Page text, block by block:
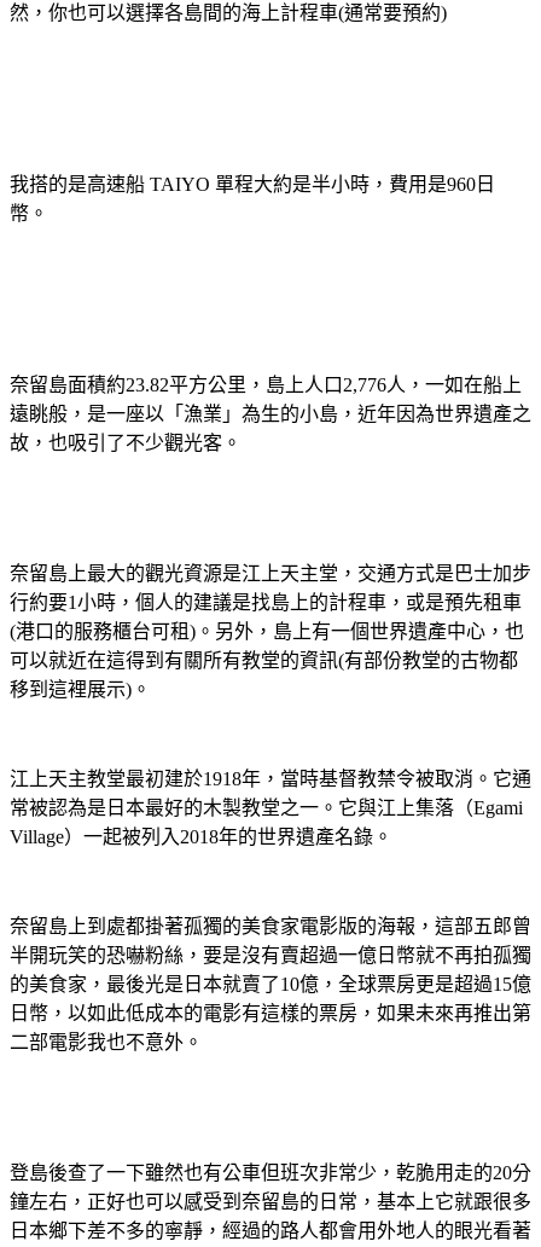
然，你也可以選擇各島間的海上計程車(通常要預約)
我搭的是高速船 TAIYO 單程大約是半小時，費用是960日
幣。
奈留島面積約23.82平方公里，島上人口2,776人，一如在船上
遠眺般，是一座以「漁業」為生的小島，近年因為世界遺產之
故，也吸引了不少觀光客。
奈留島上最大的觀光資源是江上天主堂，交通方式是巴士加步
行約要1小時，個人的建議是找島上的計程車，或是預先租車
(港口的服務櫃台可租)。另外，島上有一個世界遺產中心，也
可以就近在這得到有關所有教堂的資訊(有部份教堂的古物都
移到這裡展示)。
江上天主教堂最初建於1918年，當時基督教禁令被取消。它通
常被認為是日本最好的木製教堂之一。它與江上集落（Egami
Village）一起被列入2018年的世界遺產名錄。
奈留島上到處都掛著孤獨的美食家電影版的海報，這部五郎曾
半開玩笑的恐嚇粉絲，要是沒有賣超過一億日幣就不再拍孤獨
的美食家，最後光是日本就賣了10億，全球票房更是超過15億
日幣，以如此低成本的電影有這樣的票房，如果未來再推出第
二部電影我也不意外。
登島後查了一下雖然也有公車但班次非常少，乾脆用走的20分
鐘左右，正好也可以感受到奈留島的日常，基本上它就跟很多
日本鄉下差不多的寧靜，經過的路人都會用外地人的眼光看著